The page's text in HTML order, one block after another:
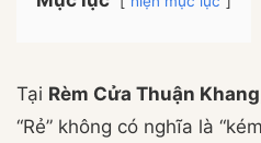
Tại Rèm Cửa Thuận Khang
“Rẻ” không có nghĩa là